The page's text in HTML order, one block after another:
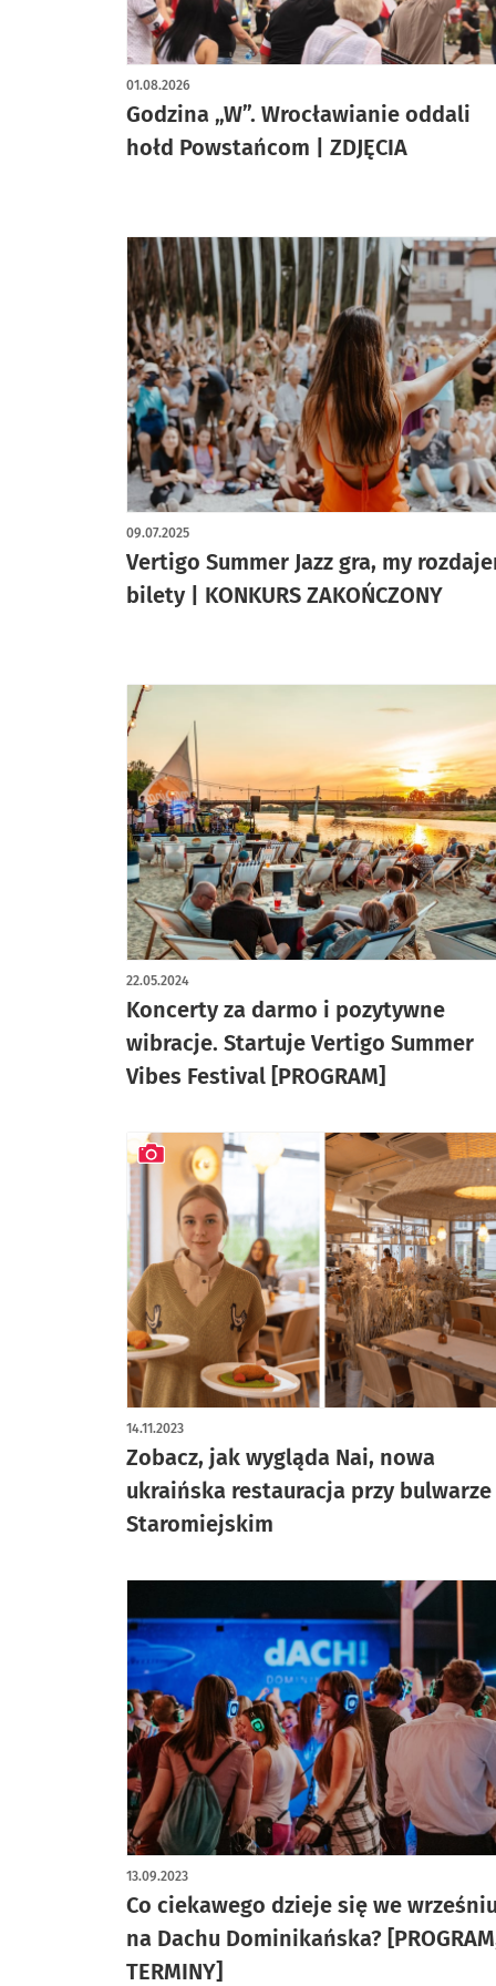
Godzina „W”. Wrocławianie oddali
hołd Powstańcom | ZDJĘCIA
01.08.2026
artykuł z galerią zdjęć
Vertigo Summer Jazz gra, my
bilety | KONKURS ZAKOŃCZONY
09.07.2025
Koncerty za darmo i pozytywne
wibracje. Startuje Vertigo Summer
Vibes Festival [PROGRAM]
22.05.2024
Zobacz, jak wygląda Nai, nowa
ukraińska restauracja przy bulwarze
Staromiejskim
14.11.2023
artykuł z galerią zdjęć
Co ciekawego dzieje się we
na Dachu Dominikańska?
TERMINY]
13.09.2023